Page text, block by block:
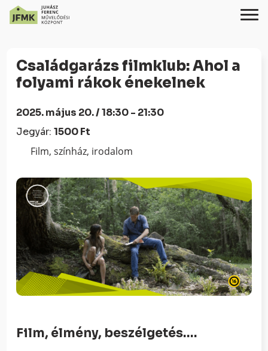
Content
navigációhoz
Családgarázs filmklub: Ahol a
folyami rákok énekelnek
2025. május 20. / 18:30 - 21:30
Jegyár:1500 Ft
Film, színház, irodalom
Film, élmény, beszélgetés….